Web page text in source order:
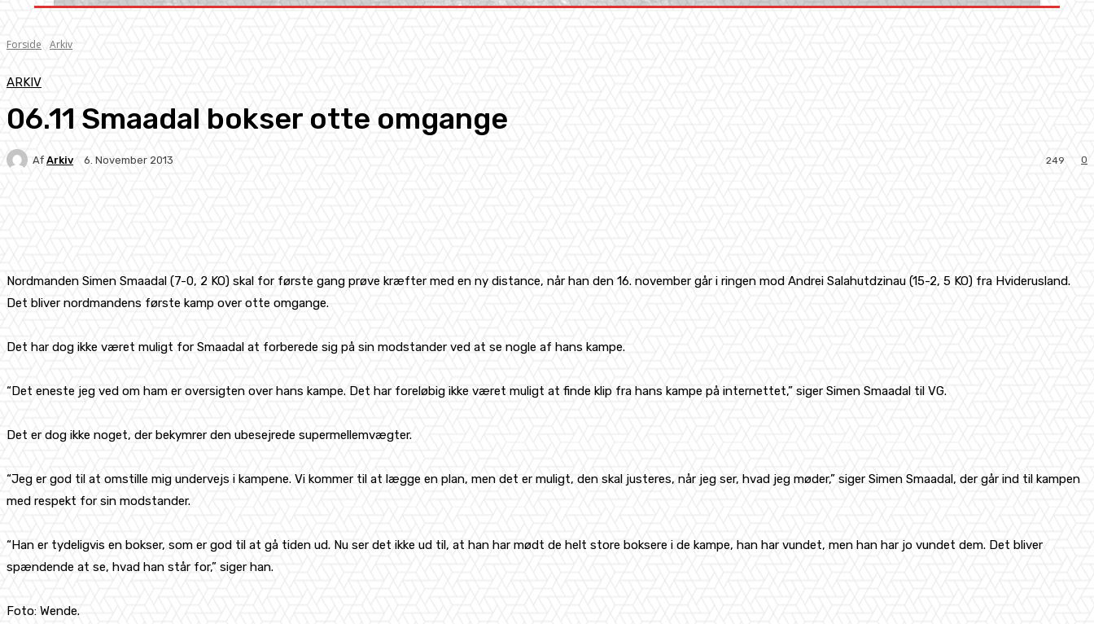
Forside Arkiv
ARKIV
06.11 Smaadal bokser otte omgange
Af Arkiv 6. November 2013 0
249
Nordmanden Simen Smaadal (7-0, 2 KO) skal for første gang prøve kræfter med en ny distance, når han den 16. november går i ringen mod Andrei Salahutdzinau (15-2, 5 KO) fra Hviderusland.
Det bliver nordmandens første kamp over otte omgange.
Det har dog ikke været muligt for Smaadal at forberede sig på sin modstander ved at se nogle af hans kampe.
“Det eneste jeg ved om ham er oversigten over hans kampe. Det har foreløbig ikke været muligt at finde klip fra hans kampe på internettet,” siger Simen Smaadal til VG.
Det er dog ikke noget, der bekymrer den ubesejrede supermellemvægter.
“Jeg er god til at omstille mig undervejs i kampene. Vi kommer til at lægge en plan, men det er muligt, den skal justeres, når jeg ser, hvad jeg møder,” siger Simen Smaadal, der går ind til kampen
med respekt for sin modstander.
“Han er tydeligvis en bokser, som er god til at gå tiden ud. Nu ser det ikke ud til, at han har mødt de helt store boksere i de kampe, han har vundet, men han har jo vundet dem. Det bliver
spændende at se, hvad han står for,” siger han.
Foto: Wende.